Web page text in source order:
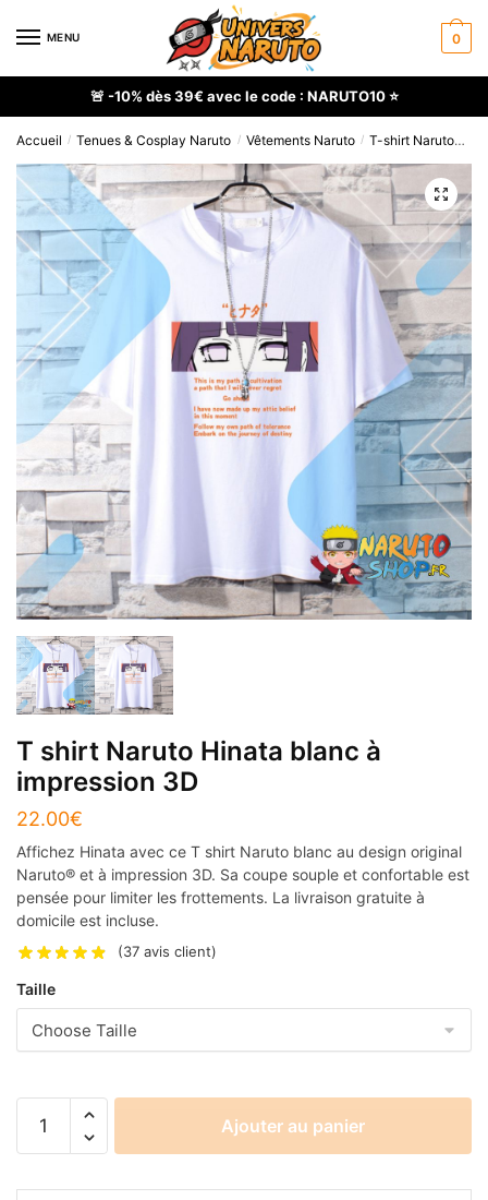
MENU 0
🚨 -10% dès 39€ avec le code : NARUTO10 ⭐
Accueil / Tenues & Cosplay Naruto / Vêtements Naruto / T-shirt Naruto
🔍
T shirt Naruto Hinata blanc à
impression 3D
22.00€
Affichez Hinata avec ce T shirt Naruto blanc au design original
Naruto® et à impression 3D. Sa coupe souple et confortable est
pensée pour limiter les frottements. La livraison gratuite à
domicile est incluse.
(37 avis client)
Taille
shirt
Ajouter au panier